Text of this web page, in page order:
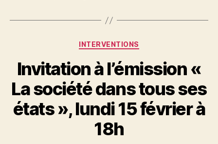
lundi
avril
à
Catégories
INTERVENTIONS
Invitation à l’émission «
La société dans tous ses
états », lundi 15 février à
18h
P
a